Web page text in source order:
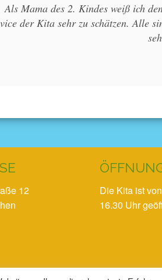
Als Mama des 2. Kindes weiß ich
der Kita sehr zu schätzen. Alle
12
Die Kita ist
16.30 Uhr